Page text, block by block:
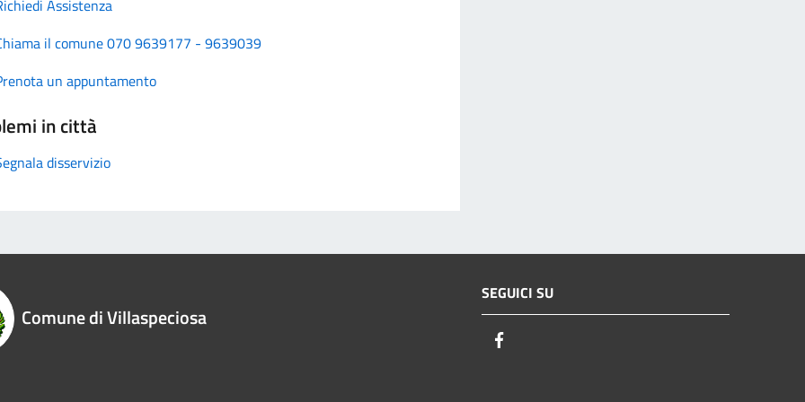
Assistenza
il comune 070 9639177 - 9639039
un appuntamento
in città
disservizio
Comune di Villaspeciosa
SEGUICI SU